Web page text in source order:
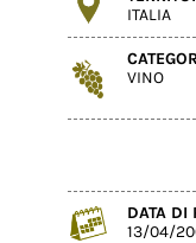
ITALIA
VINO
DATA DI
13/04/